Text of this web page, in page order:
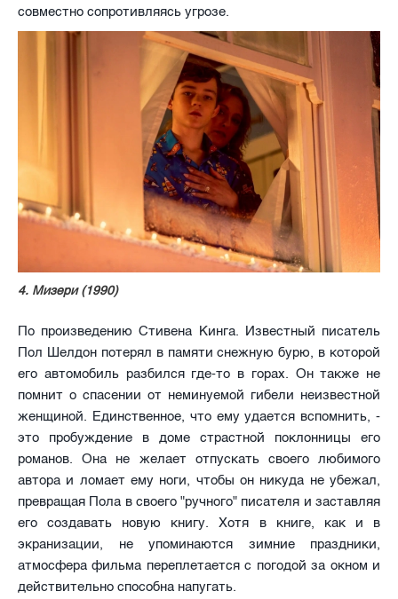
совместно сопротивляясь угрозе.
4. Мизери (1990)
По произведению Стивена Кинга. Известный писатель
Пол Шелдон потерял в памяти снежную бурю, в которой
его автомобиль разбился где-то в горах. Он также не
помнит о спасении от неминуемой гибели неизвестной
женщиной. Единственное, что ему удается вспомнить, -
это пробуждение в доме страстной поклонницы его
романов. Она не желает отпускать своего любимого
автора и ломает ему ноги, чтобы он никуда не убежал,
превращая Пола в своего "ручного" писателя и заставляя
его создавать новую книгу. Хотя в книге, как и в
экранизации, не упоминаются зимние праздники,
атмосфера фильма переплетается с погодой за окном и
действительно способна напугать.